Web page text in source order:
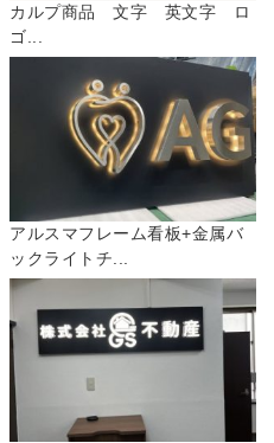
カルプ商品 文字 英文字 ロ
ゴ...
アルスマフレーム看板+金属バ
ックライトチ...